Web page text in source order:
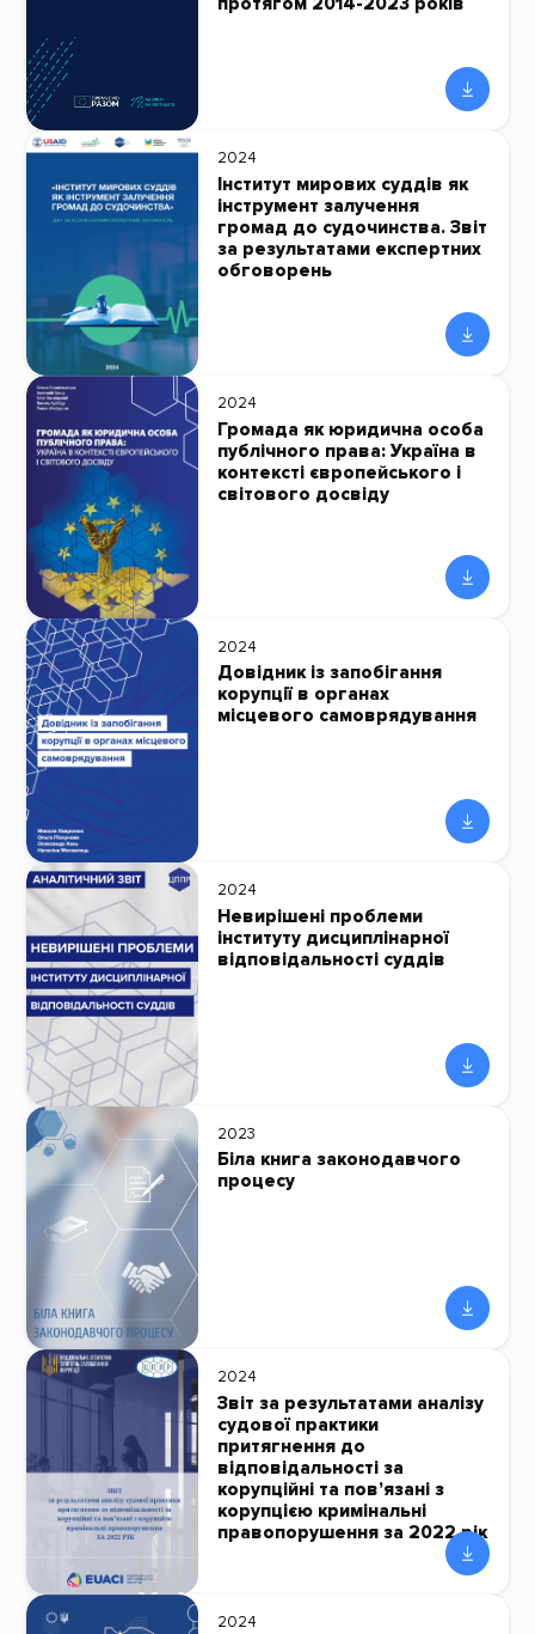
протягом 2014-2023 років
2024
Інститут мирових суддів як
інструмент залучення
громад до судочинства. Звіт
за результатами експертних
обговорень
2024
Громада як юридична особа
публічного права: Україна в
контексті європейського і
світового досвіду
2024
Довідник із запобігання
корупції в органах
місцевого самоврядування
2024
Невирішені проблеми
інституту дисциплінарної
відповідальності суддів
2023
Біла книга законодавчого
процесу
2024
Звіт за результатами аналізу
судової практики
притягнення до
відповідальності за
корупційні та пов’язані з
корупцією кримінальні
правопорушення за 2022 рік
2024